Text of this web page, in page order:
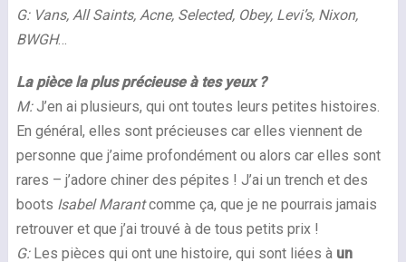
G: Vans, All Saints, Acne, Selected, Obey, Levi’s, Nixon,
BWGH…
La pièce la plus précieuse à tes yeux ?
M:J’en ai plusieurs, qui ont toutes leurs petites histoires.
En général, elles sont précieuses car elles viennent de
personne que j’aime profondément ou alors car elles sont
rares – j’adore chiner des pépites ! J’ai un trench et des
boots Isabel Marantcomme ça, que je ne pourrais jamais
retrouver et que j’ai trouvé à de tous petits prix !
G:Les pièces qui ont une histoire, qui sont liées à un